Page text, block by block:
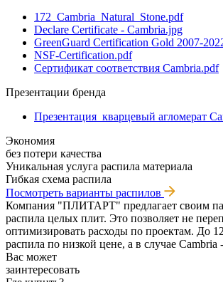
172_Cambria_Natural_Stone.pdf
Declare Certificate - Cambria.jpg
GreenGuard Certification Gold 2007-
NSF-Certification.pdf
Сертификат соответствия Cambria.pdf
Презентации бренда
Презентация_кварцевый агломерат
Экономия
без потери качества
Уникальная услуга распила материала
Гибкая схема распила
Посмотреть варианты распилов
Компания "ПЛИТАРТ" предлагает своим
распила целых плит. Это позволяет не
оптимизировать расходы по проектам. До
распила по низкой цене, а в случае Cambria
Вас может
заинтересовать